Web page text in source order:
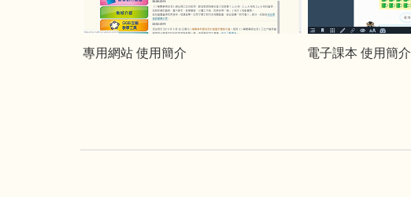
專用網站 使用簡介 電子課本 使用簡介